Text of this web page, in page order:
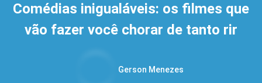
Comédias inigualáveis: os filmes que
vão fazer você chorar de tanto rir
Gerson Menezes